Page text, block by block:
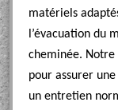
matériels
l’évacuation du
cheminée.
pour assurer
un entretien